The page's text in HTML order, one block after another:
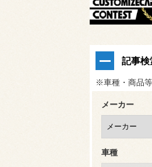
記事検
※車種・商品
メーカー
車種